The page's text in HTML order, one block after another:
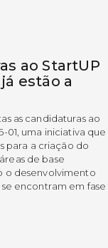
ao StartUP
estão a
as candidaturas ao
01, uma iniciativa que
para a criação do
de base
o desenvolvimento
encontram em fase